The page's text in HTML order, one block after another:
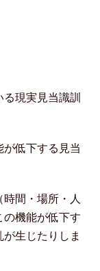
現実見当識訓
低下する見当
間・場所・人
の機能が低下す
生じたりしま